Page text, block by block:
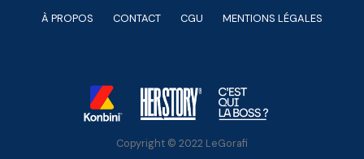
À PROPOS CONTACT CGU MENTIONS LÉGALES
Copyright © 2022 LeGorafi